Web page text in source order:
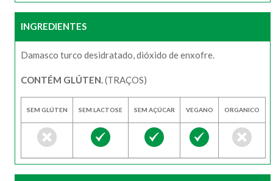
INGREDIENTES
Damasco turco desidratado, dióxido de enxofre.
CONTÉM GLÚTEN. (TRAÇOS)
SEM GLÚTEN SEM LACTOSE SEM AÇÚCAR VEGANO ORGANICO